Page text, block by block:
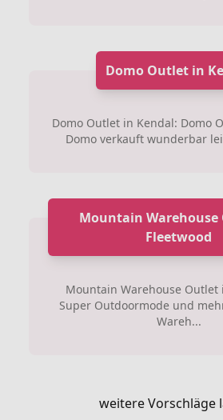
Domo Outlet in
Domo Outlet in Kendal: Domo
Domo verkauft wunderbar
Mountain
Fleetwood
Mountain Warehouse Outlet
Super Outdoormode und
Wareh...
weitere Vorschläge